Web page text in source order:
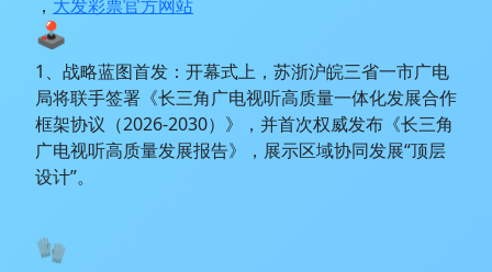
， 大发彩票官方网站
🕹️
1、战略蓝图首发：开幕式上，苏浙沪皖三省一市广电
局将联手签署《长三角广电视听高质量一体化发展合作
框架协议（2026-2030）》，并首次权威发布《长三角
广电视听高质量发展报告》，展示区域协同发展“顶层
设计”。
🧤